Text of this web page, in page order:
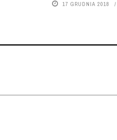
17 GRUDNIA 2018